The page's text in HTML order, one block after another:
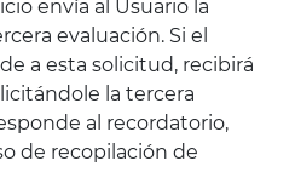
envía al Usuario la
evaluación. Si el
a esta solicitud, recibirá
la tercera
al recordatorio,
de recopilación de